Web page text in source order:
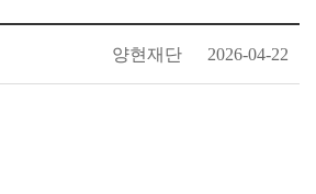
양현재단 2026-04-22